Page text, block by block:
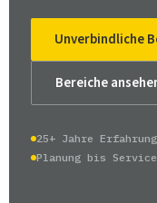
Unverbindliche
Bereiche
25+ Jahre Erfahrung
Planung bis